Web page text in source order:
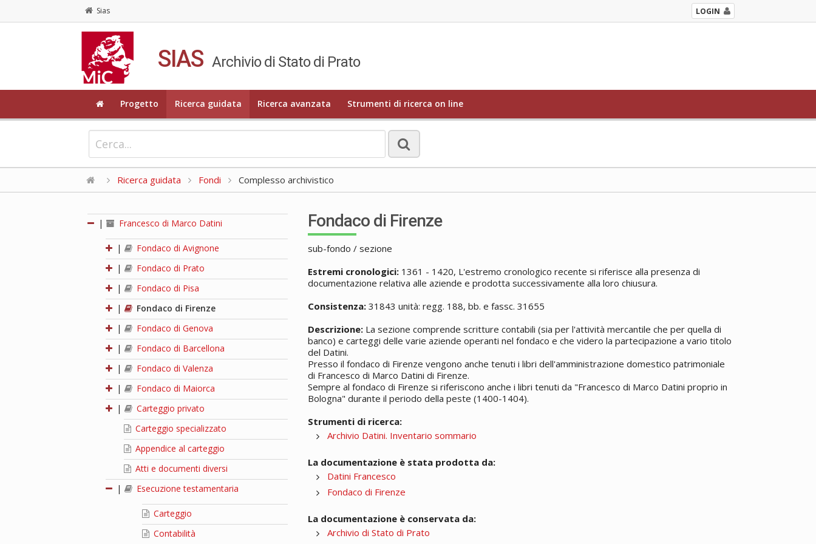
Sias LOGIN
SIAS Archivio di Stato di Prato
Progetto Ricerca guidata Ricerca avanzata Strumenti di ricerca on line
Ricerca guidata Fondi Complesso archivistico
| Francesco di Marco Datini
|
Fondaco di Avignone
|
Fondaco di Prato
|
Fondaco di Pisa
|
Fondaco di Firenze
|
Fondaco di Genova
|
Fondaco di Barcellona
|
Fondaco di Valenza
|
Fondaco di Maiorca
|
Carteggio privato
Carteggio specializzato
Appendice al carteggio
Atti e documenti diversi
|
Esecuzione testamentaria
Carteggio
Contabilità
Fondaco di Firenze
sub-fondo / sezione
Estremi cronologici: 1361 - 1420, L'estremo cronologico recente si riferisce alla presenza di
documentazione relativa alle aziende e prodotta successivamente alla loro chiusura.
Consistenza: 31843 unità: regg. 188, bb. e fassc. 31655
Descrizione: La sezione comprende scritture contabili (sia per l'attività mercantile che per quella di
banco) e carteggi delle varie aziende operanti nel fondaco e che videro la partecipazione a vario titolo
del Datini.
Presso il fondaco di Firenze vengono anche tenuti i libri dell'amministrazione domestico patrimoniale
di Francesco di Marco Datini di Firenze.
Sempre al fondaco di Firenze si riferiscono anche i libri tenuti da "Francesco di Marco Datini proprio in
Bologna" durante il periodo della peste (1400-1404).
Strumenti di ricerca:
Archivio Datini. Inventario sommario
La documentazione è stata prodotta da:
Datini Francesco
Fondaco di Firenze
La documentazione è conservata da:
Archivio di Stato di Prato